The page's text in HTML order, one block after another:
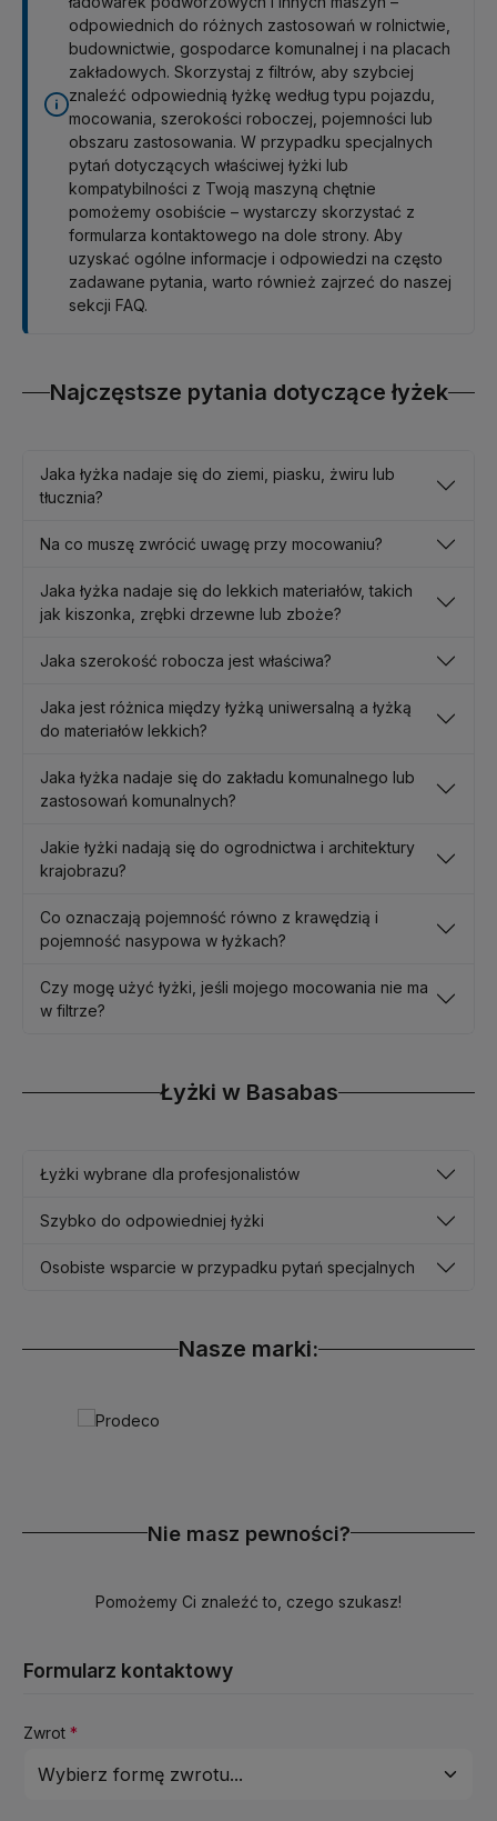
odpowiednich do różnych zastosowań w rolnictwie,
budownictwie, gospodarce komunalnej i na placach
zakładowych. Skorzystaj z filtrów, aby szybciej
znaleźć odpowiednią łyżkę według typu pojazdu,
mocowania, szerokości roboczej, pojemności lub
obszaru zastosowania. W przypadku specjalnych
pytań dotyczących właściwej łyżki lub
kompatybilności z Twoją maszyną chętnie
pomożemy osobiście – wystarczy skorzystać z
formularza kontaktowego na dole strony. Aby
uzyskać ogólne informacje i odpowiedzi na często
zadawane pytania, warto również zajrzeć do naszej
sekcji FAQ.
Najczęstsze pytania dotyczące łyżek
Jaka łyżka nadaje się do ziemi, piasku, żwiru lub
tłucznia?
Na co muszę zwrócić uwagę przy mocowaniu?
Jaka łyżka nadaje się do lekkich materiałów, takich
jak kiszonka, zrębki drzewne lub zboże?
Jaka szerokość robocza jest właściwa?
Jaka jest różnica między łyżką uniwersalną a łyżką
do materiałów lekkich?
Jaka łyżka nadaje się do zakładu komunalnego lub
zastosowań komunalnych?
Jakie łyżki nadają się do ogrodnictwa i architektury
krajobrazu?
Co oznaczają pojemność równo z krawędzią i
pojemność nasypowa w łyżkach?
Czy mogę użyć łyżki, jeśli mojego mocowania nie ma
w filtrze?
Łyżki w Basabas
Łyżki wybrane dla profesjonalistów
Szybko do odpowiedniej łyżki
Osobiste wsparcie w przypadku pytań specjalnych
Nasze marki:
Nie masz pewności?
Pomożemy Ci znaleźć to, czego szukasz!
Formularz kontaktowy
Zwrot *